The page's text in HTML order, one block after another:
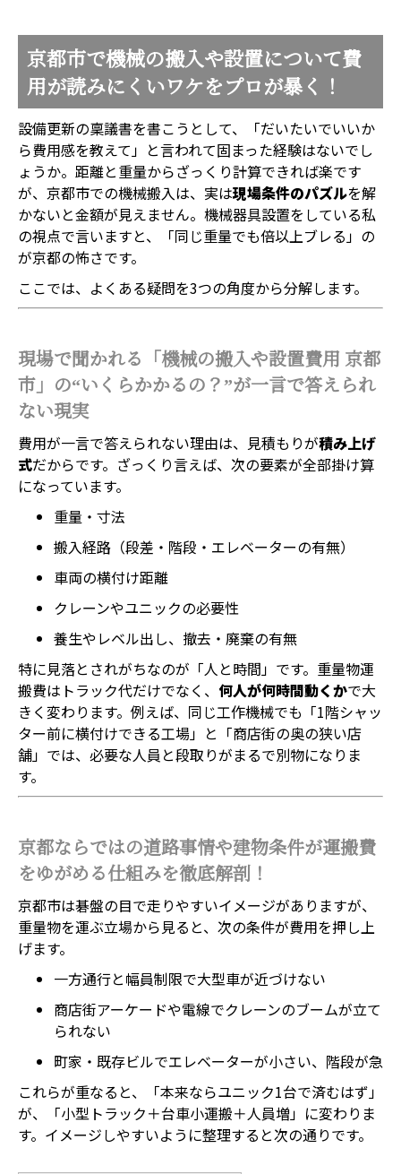
京都市で機械の搬入や設置について費
用が読みにくいワケをプロが暴く！
設備更新の稟議書を書こうとして、「だいたいでいいか
ら費用感を教えて」と言われて固まった経験はないでし
ょうか。距離と重量からざっくり計算できれば楽です
が、京都市での機械搬入は、実は現場条件のパズルを解
かないと金額が見えません。機械器具設置をしている私
の視点で言いますと、「同じ重量でも倍以上ブレる」の
が京都の怖さです。
ここでは、よくある疑問を3つの角度から分解します。
現場で聞かれる「機械の搬入や設置費用 京都
市」の“いくらかかるの？”が一言で答えられ
ない現実
費用が一言で答えられない理由は、見積もりが積み上げ
式だからです。ざっくり言えば、次の要素が全部掛け算
になっています。
重量・寸法
搬入経路（段差・階段・エレベーターの有無）
車両の横付け距離
クレーンやユニックの必要性
養生やレベル出し、撤去・廃棄の有無
特に見落とされがちなのが「人と時間」です。重量物運
搬費はトラック代だけでなく、 何人が何時間動くかで大
きく変わります。例えば、同じ工作機械でも「1階シャッ
ター前に横付けできる工場」と「商店街の奥の狭い店
舗」では、必要な人員と段取りがまるで別物になりま
す。
京都ならではの道路事情や建物条件が運搬費
をゆがめる仕組みを徹底解剖！
京都市は碁盤の目で走りやすいイメージがありますが、
重量物を運ぶ立場から見ると、次の条件が費用を押し上
げます。
一方通行と幅員制限で大型車が近づけない
商店街アーケードや電線でクレーンのブームが立て
られない
町家・既存ビルでエレベーターが小さい、階段が急
これらが重なると、「本来ならユニック1台で済むはず」
が、「小型トラック＋台車小運搬＋人員増」に変わりま
す。イメージしやすいように整理すると次の通りです。